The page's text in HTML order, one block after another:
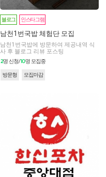
블로그 인스타그램
남천1번국밥 체험단 모집
남천1번국밥에 방문하여 제공내역 식
사 후 블로그 리뷰 포스팅
2명 신청/10명 모집중
방문형 모집마감
모집마감